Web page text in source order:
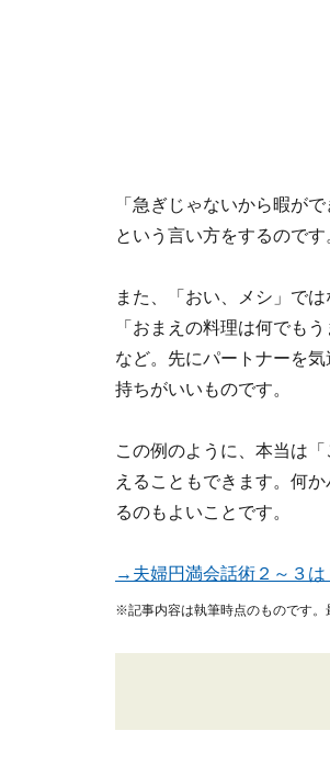
「急ぎじゃないから暇が
という言い方をするのです
また、「おい、メシ」では
「おまえの料理は何でも
など。先にパートナーを
持ちがいいものです。
この例のように、本当は
えることもできます。何
るのもよいことです。
→夫婦円満会話術２～３は
※記事内容は執筆時点のものです。